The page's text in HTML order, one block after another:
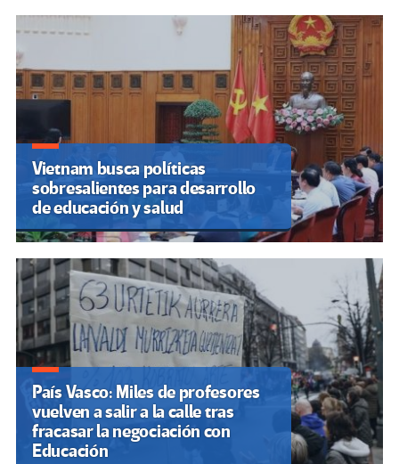
Vietnam busca políticas
sobresalientes para desarrollo
de educación y salud
País Vasco: Miles de profesores
vuelven a salir a la calle tras
fracasar la negociación con
Educación